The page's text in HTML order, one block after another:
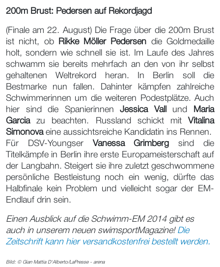
200m Brust: Pedersen auf Rekordjagd
(Finale am 22. August) Die Frage über die 200m Brust
ist nicht, ob
Rikke Möller Pedersen die Goldmedaille
holt, sondern wie schnell sie ist. Im Laufe des Jahres
schwamm sie bereits mehrfach an den von ihr selbst
gehaltenen Weltrekord heran. In Berlin soll die
Bestmarke nun fallen. Dahinter kämpfen zahlreiche
Schwimmerinnen um die weiteren Podestplätze. Auch
hier sind die SpanierinnenJessica Vall und
Maria
Garciazu beachten. Russland schickt mit Vitalina
Simonovaeine aussichtsreiche Kandidatin ins Rennen.
Für DSV-YoungserVanessa Grimberg sind die
Titelkämpfe in Berlin ihre erste Europameisterschaft auf
der Langbahn. Steigert sie ihre zuletzt geschwommene
persönliche Bestleistung noch ein wenig, dürfte das
Halbfinale kein Problem und vielleicht sogar der EM-
Endlauf drin sein.
Einen Ausblick auf die Schwimm-EM 2014 gibt es
auch in unserem neuen swimsportMagazine! Die
Zeitschrift kann hier versandkostenfrei bestellt werden.
Bild: © Gian Mattia D'Alberto/LaPresse - arena